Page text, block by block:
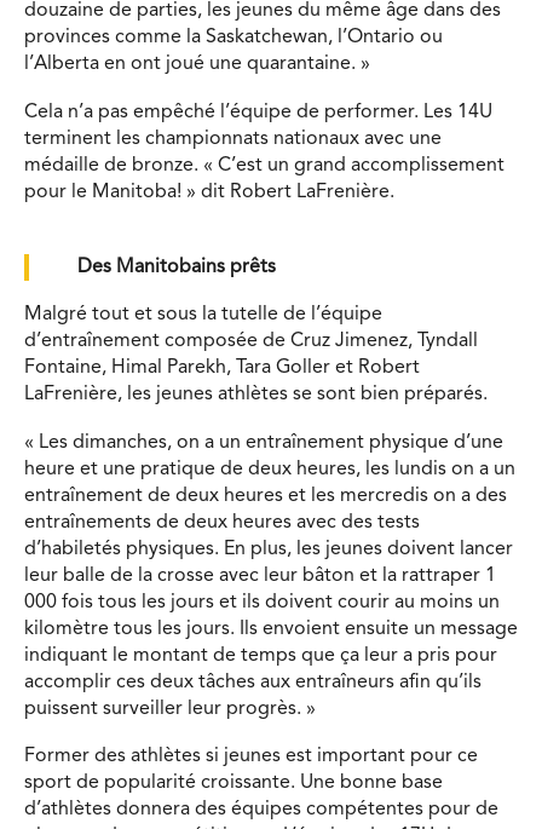
douzaine de parties, les jeunes du même âge dans des
provinces comme la Saskatchewan, l’Ontario ou
l’Alberta en ont joué une quarantaine. »
Cela n’a pas empêché l’équipe de performer. Les 14U
terminent les championnats nationaux avec une
médaille de bronze. « C’est un grand accomplissement
pour le Manitoba! » dit Robert LaFrenière.
Des Manitobains prêts
Malgré tout et sous la tutelle de l’équipe
d’entraînement composée de Cruz Jimenez, Tyndall
Fontaine, Himal Parekh, Tara Goller et Robert
LaFrenière, les jeunes athlètes se sont bien préparés.
« Les dimanches, on a un entraînement physique d’une
heure et une pratique de deux heures, les lundis on a un
entraînement de deux heures et les mercredis on a des
entraînements de deux heures avec des tests
d’habiletés physiques. En plus, les jeunes doivent lancer
leur balle de la crosse avec leur bâton et la rattraper 1
000 fois tous les jours et ils doivent courir au moins un
kilomètre tous les jours. Ils envoient ensuite un message
indiquant le montant de temps que ça leur a pris pour
accomplir ces deux tâches aux entraîneurs afin qu’ils
puissent surveiller leur progrès. »
Former des athlètes si jeunes est important pour ce
sport de popularité croissante. Une bonne base
d’athlètes donnera des équipes compétentes pour de